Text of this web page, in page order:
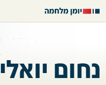
נחום יואלי